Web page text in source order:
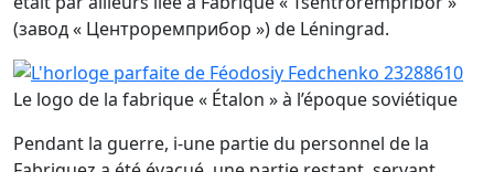
(завод « Центроремприбор ») de Léningrad.
Le logo de la fabrique « Étalon » à l’époque soviétique
Pendant la guerre, i-une partie du personnel de la